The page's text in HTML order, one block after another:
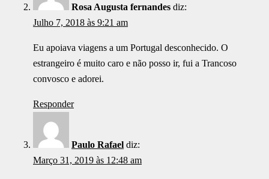
Rosa Augusta fernandes diz:
Julho 7, 2018 às 9:21 am
Eu apoiava viagens a um Portugal desconhecido. O
estrangeiro é muito caro e não posso ir, fui a Trancoso
convosco e adorei.
Responder
Paulo Rafael diz:
Março 31, 2019 às 12:48 am